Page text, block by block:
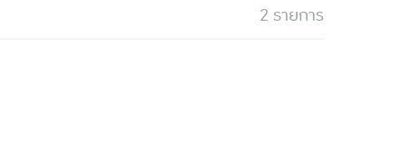
2 รายการ